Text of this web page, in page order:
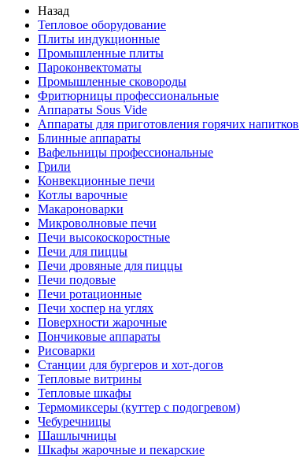
Назад
Тепловое оборудование
Плиты индукционные
Промышленные плиты
Пароконвектоматы
Промышленные сковороды
Фритюрницы профессиональные
Аппараты Sous Vide
Аппараты для приготовления горячих напитков
Блинные аппараты
Вафельницы профессиональные
Грили
Конвекционные печи
Котлы варочные
Макароноварки
Микроволновые печи
Печи высокоскоростные
Печи для пиццы
Печи дровяные для пиццы
Печи подовые
Печи ротационные
Печи хоспер на углях
Поверхности жарочные
Пончиковые аппараты
Рисоварки
Станции для бургеров и хот-догов
Тепловые витрины
Тепловые шкафы
Термомиксеры (куттер с подогревом)
Чебуречницы
Шашлычницы
Шкафы жарочные и пекарские